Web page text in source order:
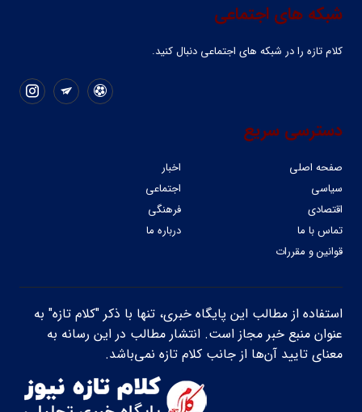
شبکه های اجتماعی
کلام تازه را در شبکه ‌های اجتماعی دنبال کنید.
دسترسی سریع
صفحه اصلی
اخبار
سیاسی
اجتماعی
اقتصادی
فرهنگی
تماس با ما
درباره ما
قوانین و مقررات
استفاده از مطالب این پایگاه خبری، تنها با ذکر "کلام تازه" به
عنوان منبع خبر مجاز است. انتشار مطالب در این رسانه به
معنای تایید آن‌ها از جانب کلام تازه نمی‌باشد.